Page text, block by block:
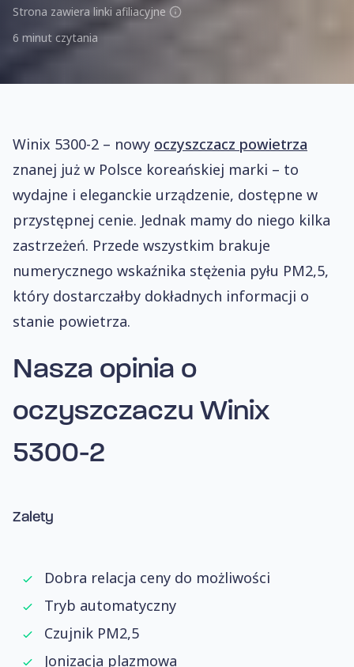
Strona zawiera linki afiliacyjne
6 minut czytania
Winix 5300-2 – nowy oczyszczacz powietrza
znanej już w Polsce koreańskiej marki – to
wydajne i eleganckie urządzenie, dostępne w
przystępnej cenie. Jednak mamy do niego kilka
zastrzeżeń. Przede wszystkim brakuje
numerycznego wskaźnika stężenia pyłu PM2,5,
który dostarczałby dokładnych informacji o
stanie powietrza.
Nasza opinia o
oczyszczaczu Winix
5300-2
Zalety
Dobra relacja ceny do możliwości
Tryb automatyczny
Czujnik PM2,5
Jonizacja plazmowa